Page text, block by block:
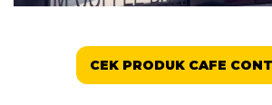
CEK PRODUK CAFE